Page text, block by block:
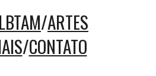
LBTAM/ARTES
/CONTATO